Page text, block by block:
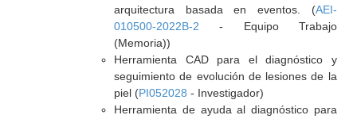
arquitectura basada en eventos. (AEI-
010500-2022B-2 - Equipo Trabajo
(Memoria))
Herramienta CAD para el diagnóstico y
seguimiento de evolución de lesiones de la
piel (PI052028 - Investigador)
Herramienta de ayuda al diagnóstico para